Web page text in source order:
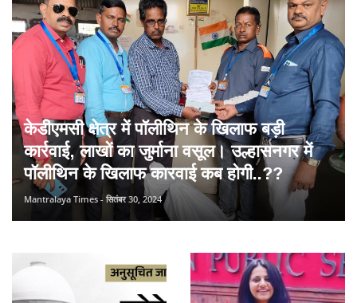
केडीएमसी क्षेत्र में पॉलीथिन के खिलाफ बड़ी
कार्रवाई, लाखों का जुर्माना वसूल। उल्हासनगर में
पॉलीथिन के खिलाफ कारवाई कब होगी..??
Mantralaya Times - सितंबर 30, 2024